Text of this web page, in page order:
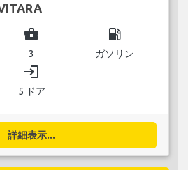
business_center
3
local_gas_station
ガソリン
login
5 ドア
詳細表示...